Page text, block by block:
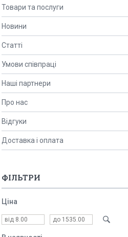
Товари та послуги
Новини
Статті
Умови співпраці
Наші партнери
Про нас
Відгуки
Доставка і оплата
ФІЛЬТРИ
Ціна